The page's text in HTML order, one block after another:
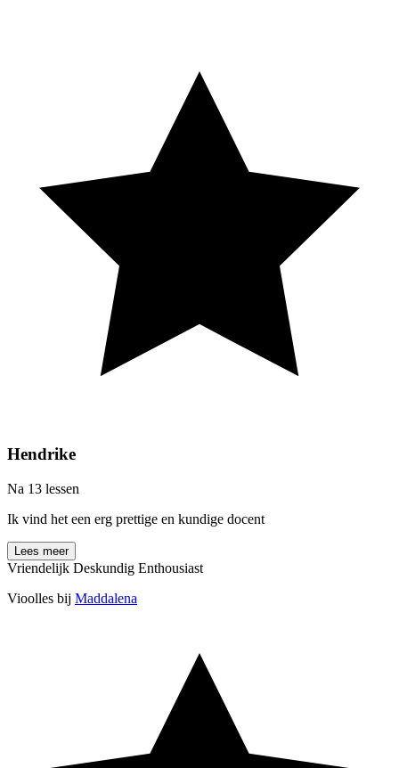
Hendrike
Na 13 lessen
Ik vind het een erg prettige en kundige docent
Lees meer
Vriendelijk Deskundig Enthousiast
Vioolles bij Maddalena